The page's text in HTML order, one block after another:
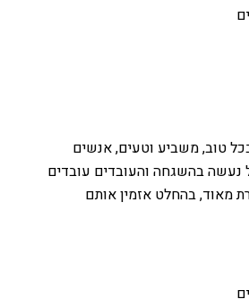
טוב, משביע וטעים, אנשים
נעשה בהשגחה והעובדים עובדים
מאוד, בהחלט אזמין אותם